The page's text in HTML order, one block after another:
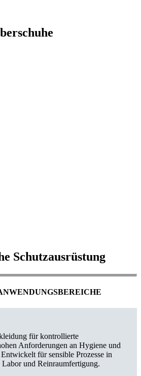
Schutzausrüstung
für kontrollierte
Anforderungen an Hygiene und
für sensible Prozesse in
und Reinraumfertigung.